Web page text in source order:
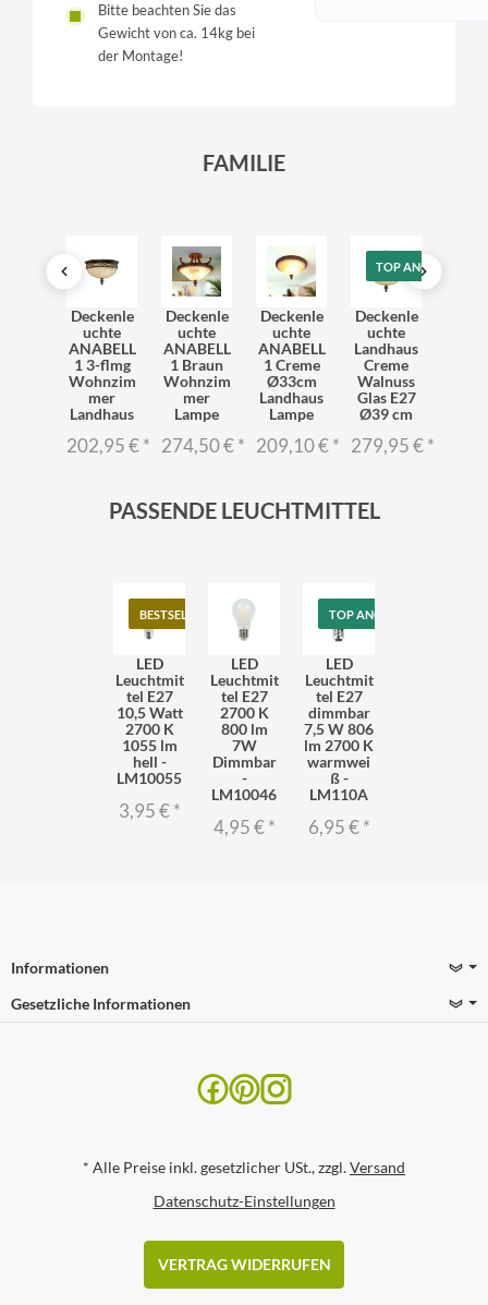
Bitte beachten Sie das
Gewicht von ca. 14kg bei
der Montage!
FAMILIE
Deckenle
uchte
ANABELL
1 3-flmg
Wohnzim
mer
Landhaus
202,95 €*
Deckenle
uchte
ANABELL
1 Braun
Wohnzim
mer
Lampe
274,50 €*
Deckenle
uchte
ANABELL
1 Creme
Ø33cm
Landhaus
Lampe
209,10 €*
TOP ANGEBOT
Deckenle
uchte
Landhaus
Creme
Walnuss
Glas E27
Ø39 cm
279,95 €*
PASSENDE LEUCHTMITTEL
BESTSELLER
LED
Leuchtmit
tel E27
10,5 Watt
2700 K
1055 lm
hell -
LM10055
3,95 €*
LED
Leuchtmit
tel E27
2700 K
800 lm
7W
Dimmbar
-
LM10046
4,95 €*
TOP ANGEBOT
LED
Leuchtmit
tel E27
dimmbar
7,5 W 806
lm 2700 K
warmwei
ß -
LM110A
6,95 €*
Informationen
Gesetzliche Informationen
* Alle Preise inkl. gesetzlicher USt., zzgl.Versand
Datenschutz-Einstellungen
VERTRAG WIDERRUFEN